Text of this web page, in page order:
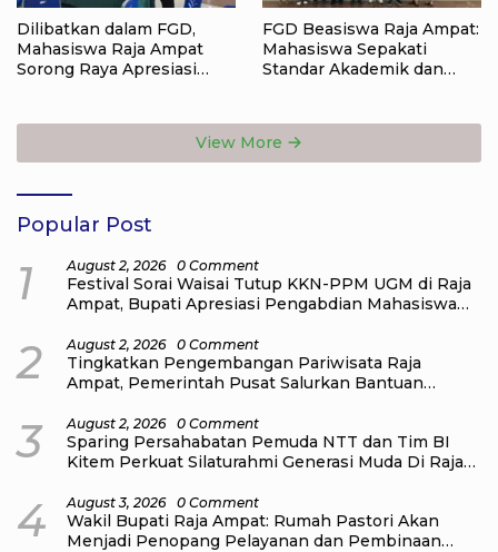
Dilibatkan dalam FGD,
Mahasiswa Raja Ampat
Sorong Raya Apresiasi
FGD Beasiswa Raja Ampat:
Mahasiswa Sepakati
Standar Akademik dan
View More
Popular Post
1 August 2, 2026 0 Comment
Festival Sorai Waisai Tutup KKN-PPM UGM di Raja
Ampat, Bupati Apresiasi Pengabdian Mahasiswa
2 August 2, 2026 0 Comment
Tingkatkan Pengembangan Pariwisata Raja
Ampat, Pemerintah Pusat Salurkan Bantuan
Distrik Tiplol Mayalibit
3 August 2, 2026 0 Comment
Sparing Persahabatan Pemuda NTT dan Tim BI
Kitem Perkuat Silaturahmi Generasi Muda Di Raja
4 August 3, 2026 0 Comment
Wakil Bupati Raja Ampat: Rumah Pastori Akan
Menjadi Penopang Pelayanan dan Pembinaan